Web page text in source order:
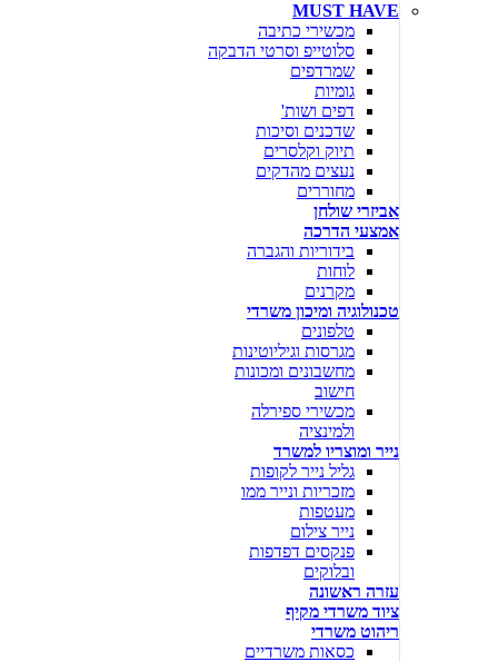
MUST HAVE
מכשירי כתיבה
סלוטייפ וסרטי הדבקה
שמרדפים
גומיות
דפים ושות'
שדכנים וסיכות
תיוק וקלסרים
נעצים מהדקים
מחוררים
אביזרי שולחן
אמצעי הדרכה
בידוריות והגברה
לוחות
מקרנים
טכנולוגיה ומיכון משרדי
טלפונים
מגרסות וגיליוטינות
מחשבונים ומכונות
חישוב
מכשירי ספירלה
ולמינציה
נייר ומוצריו למשרד
גליל נייר לקופות
מזכריות ונייר ממו
מעטפות
נייר צילום
פנקסים דפדפות
ובלוקים
עזרה ראשונה
ציוד משרדי מקיף
ריהוט משרדי
כסאות משרדיים